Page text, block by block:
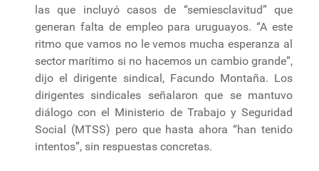
las que incluyó casos de “semiesclavitud” que
generan falta de empleo para uruguayos. “A este
ritmo que vamos no le vemos mucha esperanza al
sector marítimo si no hacemos un cambio grande”,
dijo el dirigente sindical, Facundo Montaña. Los
dirigentes sindicales señalaron que se mantuvo
diálogo con el Ministerio de Trabajo y Seguridad
Social (MTSS) pero que hasta ahora “han tenido
intentos”, sin respuestas concretas.